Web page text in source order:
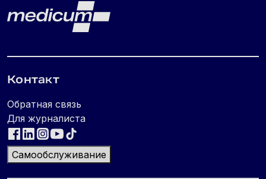
Lehe jalus
Контакт
Обратная связь
Для журналиста
Самообслуживание